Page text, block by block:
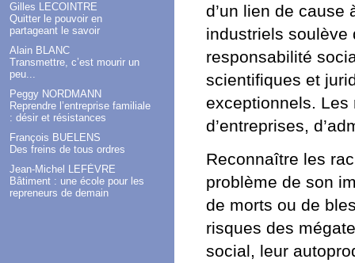
Gilles LECOINTRE
Quitter le pouvoir en
partageant le savoir
Alain BLANC
Transmettre, c’est mourir un
peu...
Peggy NORDMANN
Reprendre l’entreprise familiale
: désir et résistances
François BUELENS
Des freins de tous ordres
Jean-Michel LEFÈVRE
Bâtiment : une école pour les
repreneurs de demain
d’un lien de cause
industriels soulève
responsabilité
scientifiques et
exceptionnels. Les
d’entreprises,
Reconnaître les
problème de son
de morts ou de
risques des
social, leur